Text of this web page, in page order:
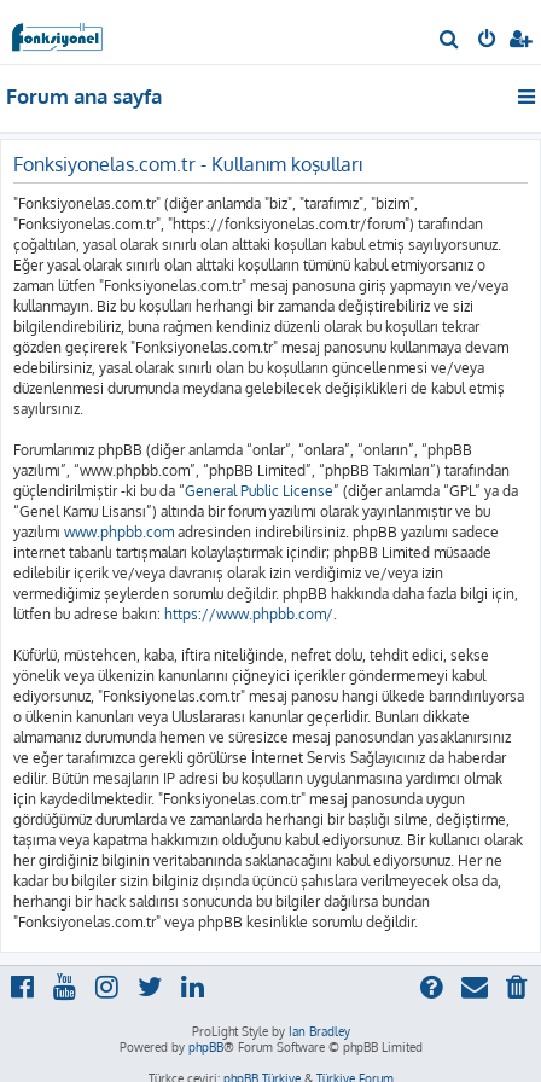
r
Forum ana sayfa
Fonksiyonelas.com.tr - Kullanım koşulları
"Fonksiyonelas.com.tr" (diğer anlamda "biz", "tarafımız", "bizim",
"Fonksiyonelas.com.tr", "https://fonksiyonelas.com.tr/forum") tarafından
çoğaltılan, yasal olarak sınırlı olan alttaki koşulları kabul etmiş sayılıyorsunuz.
Eğer yasal olarak sınırlı olan alttaki koşulların tümünü kabul etmiyorsanız o
zaman lütfen "Fonksiyonelas.com.tr" mesaj panosuna giriş yapmayın ve/veya
kullanmayın. Biz bu koşulları herhangi bir zamanda değiştirebiliriz ve sizi
bilgilendirebiliriz, buna rağmen kendiniz düzenli olarak bu koşulları tekrar
gözden geçirerek "Fonksiyonelas.com.tr" mesaj panosunu kullanmaya devam
edebilirsiniz, yasal olarak sınırlı olan bu koşulların güncellenmesi ve/veya
düzenlenmesi durumunda meydana gelebilecek değişiklikleri de kabul etmiş
sayılırsınız.
Forumlarımız phpBB (diğer anlamda “onlar”, “onlara”, “onların”, “phpBB
yazılımı”, “www.phpbb.com”, “phpBB Limited”, “phpBB Takımları”) tarafından
güçlendirilmiştir -ki bu da “General Public License” (diğer anlamda “GPL” ya da
“Genel Kamu Lisansı”) altında bir forum yazılımı olarak yayınlanmıştır ve bu
yazılımı www.phpbb.com adresinden indirebilirsiniz. phpBB yazılımı sadece
internet tabanlı tartışmaları kolaylaştırmak içindir; phpBB Limited müsaade
edilebilir içerik ve/veya davranış olarak izin verdiğimiz ve/veya izin
vermediğimiz şeylerden sorumlu değildir. phpBB hakkında daha fazla bilgi için,
lütfen bu adrese bakın: https://www.phpbb.com/.
Küfürlü, müstehcen, kaba, iftira niteliğinde, nefret dolu, tehdit edici, sekse
yönelik veya ülkenizin kanunlarını çiğneyici içerikler göndermemeyi kabul
ediyorsunuz, "Fonksiyonelas.com.tr" mesaj panosu hangi ülkede barındırılıyorsa
o ülkenin kanunları veya Uluslararası kanunlar geçerlidir. Bunları dikkate
almamanız durumunda hemen ve süresizce mesaj panosundan yasaklanırsınız
ve eğer tarafımızca gerekli görülürse İnternet Servis Sağlayıcınız da haberdar
edilir. Bütün mesajların IP adresi bu koşulların uygulanmasına yardımcı olmak
için kaydedilmektedir. "Fonksiyonelas.com.tr" mesaj panosunda uygun
gördüğümüz durumlarda ve zamanlarda herhangi bir başlığı silme, değiştirme,
taşıma veya kapatma hakkımızın olduğunu kabul ediyorsunuz. Bir kullanıcı olarak
her girdiğiniz bilginin veritabanında saklanacağını kabul ediyorsunuz. Her ne
kadar bu bilgiler sizin bilginiz dışında üçüncü şahıslara verilmeyecek olsa da,
herhangi bir hack saldırısı sonucunda bu bilgiler dağılırsa bundan
"Fonksiyonelas.com.tr" veya phpBB kesinlikle sorumlu değildir.
ProLight Style by Ian Bradley
Powered by phpBB® Forum Software © phpBB Limited
Türkçe çeviri: phpBB Türkiye& Türkiye Forum